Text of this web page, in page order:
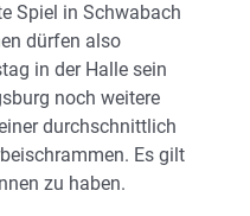
Spiel in Schwabach
dürfen also
in der Halle sein
noch weitere
durchschnittlich
Es gilt
zu haben.